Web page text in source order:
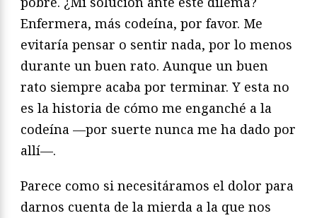
Enfermera, más codeína, por favor. Me
evitaría pensar o sentir nada, por lo menos
durante un buen rato. Aunque un buen
rato siempre acaba por terminar. Y esta no
es la historia de cómo me enganché a la
codeína —por suerte nunca me ha dado por
allí—.
Parece como si necesitáramos el dolor para
darnos cuenta de la mierda a la que nos